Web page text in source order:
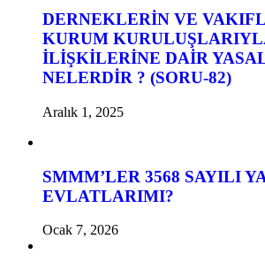
DERNEKLERİN VE
KURUM
İLİŞKİLERİNE DAİR
NELERDİR ? (SORU-82)
Aralık 1, 2025
SMMM’LER 3568 SAYILI
EVLATLARIMI?
Ocak 7, 2026